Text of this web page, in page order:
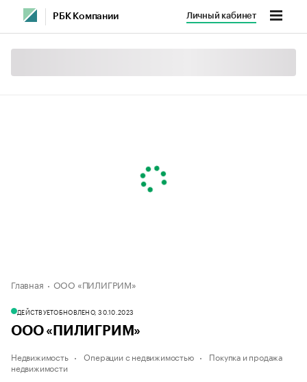
РБК Компании Личный кабинет
Главная ООО «ПИЛИГРИМ»
ДЕЙСТВУЕТОБНОВЛЕНО, 30.10.2023
ООО «ПИЛИГРИМ»
Недвижимость Операции с недвижимостью
Покупка и продажа
недвижимости